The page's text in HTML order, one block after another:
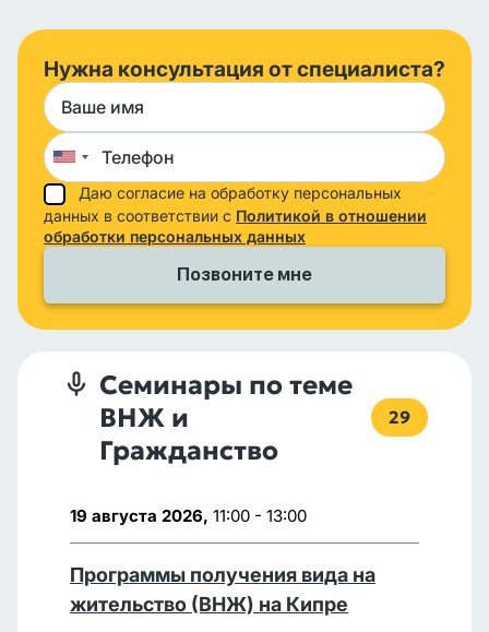
Нужна консультация от специалиста?
Даю согласие на обработку персональных
данных в соответствии с Политикой в отношении
обработки персональных данных
Семинары по теме
ВНЖ и
Гражданство
29
19 августа 2026, 11:00 - 13:00
Программы получения вида на
жительство (ВНЖ) на Кипре